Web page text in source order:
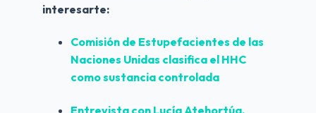
interesarte:
Comisión de Estupefacientes de las
Naciones Unidas clasifica el HHC
como sustancia controlada
Entrevista con Lucía Atehortúa,